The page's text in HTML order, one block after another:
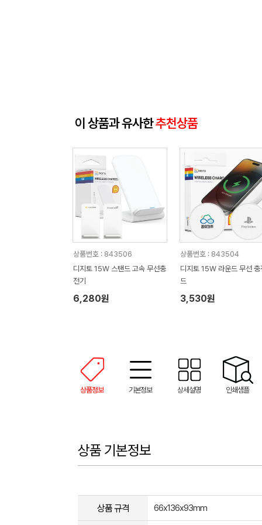
이 상품과 유사한추천상품
상품번호 : 843506
디지토 15W 스탠드 고속 무선충
전기
6,280원
상품번호 : 843504
디지토 15W 라운드 무선 충
드
3,530원
상품정보 기본정보 상세설명 인쇄샘플
상품 기본정보
상품 규격 66x136x93mm